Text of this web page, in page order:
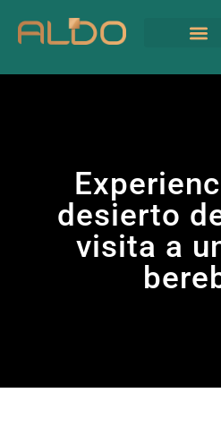
desierto
visita a